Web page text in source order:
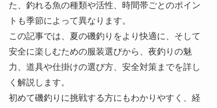
た、釣れる魚の種類や活性、時間帯ごとのポイン
トも季節によって異なります。
この記事では、夏の磯釣りをより快適に、そして
安全に楽しむための服装選びから、夜釣りの魅
力、道具や仕掛けの選び方、安全対策までを詳し
く解説します。
初めて磯釣りに挑戦する方にもわかりやすく、経